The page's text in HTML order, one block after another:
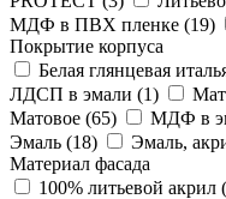
МДФ в ПВХ пленке (19)
Покрытие корпуса
Белая глянцевая
ЛДСП в эмали (1)
Матовое (65) МДФ в
Эмаль (18) Эмаль,
Материал фасада
100% литьевой акрил (